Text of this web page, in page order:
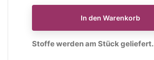
In den Warenkorb
Stoffe werden am Stück geliefert.